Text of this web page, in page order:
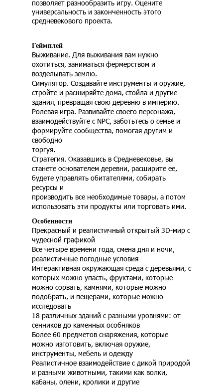
позволяет разнообразить игру. Оцените
универсальность и законченность этого
средневекового проекта.
Геймплей
Выживание. Для выживания вам нужно
охотиться, заниматься фермерством и
возделывать землю.
Симулятор. Создавайте инструменты и оружие,
стройте и расширяйте дома, стойла и другие
здания, превращая свою деревню в империю.
Ролевая игра. Развивайте своего персонажа,
взаимодействуйте с NPC, заботьтесь о семье и
формируйте сообщества, помогая другим и
свободно
торгуя.
Стратегия. Оказавшись в Средневековье, вы
станете основателем деревни, расширите ее,
будете управлять обитателями, собирать
ресурсы и
производить все необходимые товары, а потом
использовать эти продукты или торговать ими.
Особенности
Прекрасный и реалистичный открытый 3D-мир с
чудесной графикой
Все четыре времени года, смена дня и ночи,
реалистичные погодные условия
Интерактивная окружающая среда с деревьями, с
которых можно упасть, фруктами, которые
можно сорвать, камнями, которые можно
подобрать, и пещерами, которые можно
исследовать
18 различных зданий с разными уровнями: от
сенников до каменных особняков
Более 60 предметов снаряжения, которые
можно изготовить, включая оружие,
инструменты, мебель и одежду
Реалистичное взаимодействие с дикой природой
и разными животными, такими как волки,
кабаны, олени, кролики и другие